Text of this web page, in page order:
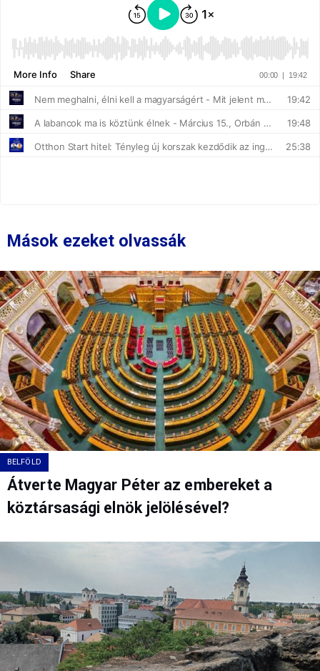
Mások ezeket olvassák
BELFÖLD
Átverte Magyar Péter az embereket a
köztársasági elnök jelölésével?